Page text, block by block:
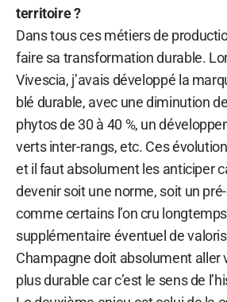
territoire ?
Dans tous ces métiers de
faire sa transformation durable.
Vivescia, j’avais développé la
blé durable, avec une diminution
phytos de 30 à 40 %, un
verts inter-rangs, etc. Ces
et il faut absolument les anticiper
devenir soit une norme, soit un
comme certains l’on cru
supplémentaire éventuel de
Champagne doit absolument aller
plus durable car c’est le sens de